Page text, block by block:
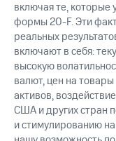
включая те, которые
формы 20-F. Эти
реальных
включают в себя:
высокую
валют, цен на
активов,
США и других стран
и стимулированию